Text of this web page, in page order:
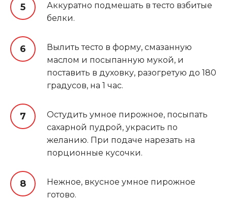
Аккуратно подмешать в тесто взбитые
белки.
Вылить тесто в форму, смазанную
маслом и посыпанную мукой, и
поставить в духовку, разогретую до 180
градусов, на 1 час.
Остудить умное пирожное, посыпать
сахарной пудрой, украсить по
желанию. При подаче нарезать на
порционные кусочки.
Нежное, вкусное умное пирожное
готово.